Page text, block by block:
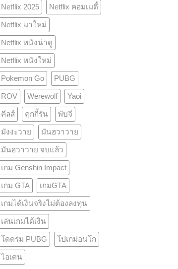
Netflix 2025 Netflix คอมเมดี้
Netflix มาใหม่
Netflix หนังน่าดู
Netflix หนังใหม่
Pokemon Go PUBG
ROV Werewolf Yaoi
คีลส์ คุกกี้รัน พับจี
มังงะวาย มันฮวาวาย
มันฮวาวาย จบแล้ว
เกม Genshin Impact
เกม GTA เกมGTA
เกมได้เงินจริงไม่ต้องลงทุน
เล่นเกมได้เงิน
โดดร่ม PUBG โปเกม่อนโก
ไอเดน